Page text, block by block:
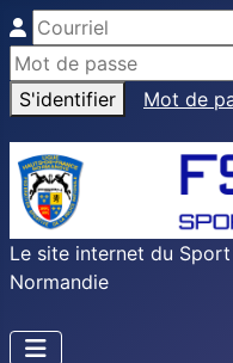
S'identifier
Mot de
Le site internet du
Normandie